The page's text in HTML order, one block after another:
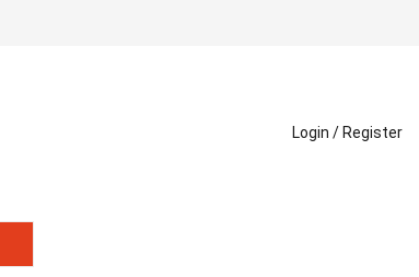
Login / Register